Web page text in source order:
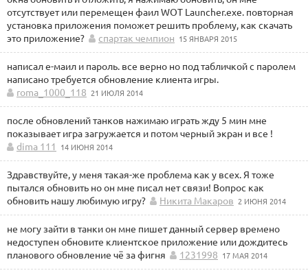
отсутствует или перемещен фаил WOT Launcher.eхe. повторная
установка приложения поможет решить проблему, как скачать
это приложение?
спартак чемпион 15 ЯНВАРЯ 2015
написал е-маил и пароль. все верно но под табличкой с паролем
написано требуется обновление клиента игры.
roma_1000_118 21 ИЮЛЯ 2014
после обновлений танков нажимаю играть жду 5 мин мне
показывает игра загружается и потом черный экран и все !
dima 111
14 ИЮНЯ 2014
Здравствуйте, у меня такая-же проблема как у всех. Я тоже
пытался обновить но он мне писал нет связи! Вопрос как
обновить нашу любимую игру?
Никита Макаров 2 ИЮНЯ 2014
не могу зайти в танки он мне пишет данный сервер времено
недоступен обновите клиентское приложение или дождитесь
планового обновление чё за фигня
1231998 17 МАЯ 2014